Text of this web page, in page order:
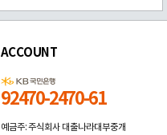
ACCOUNT
92470-2470-61
예금주: 주식회사 대출나라대부중개